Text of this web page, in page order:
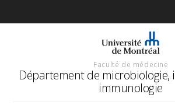
Faculté de médecine
Département de microbiologie,
immunologie